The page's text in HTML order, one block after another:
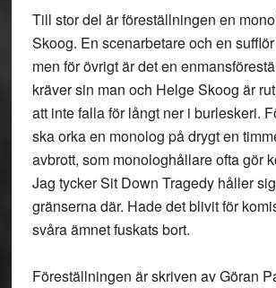
Till stor del är föreställningen en
Skoog. En scenarbetare och en
men för övrigt är det en
kräver sin man och Helge Skoog är
att inte falla för långt ner i burleskeri.
ska orka en monolog på drygt en
avbrott, som monologhållare ofta gör
Jag tycker Sit Down Tragedy håller
gränserna där. Hade det blivit för
svåra ämnet fuskats bort.
Föreställningen är skriven av Göran